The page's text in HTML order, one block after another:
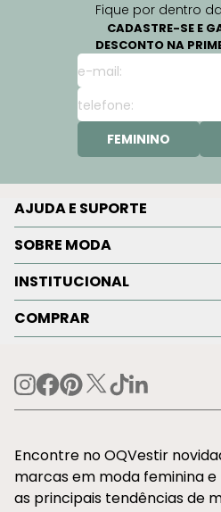
Fique por dentro
CADASTRE-SE E
DESCONTO NA
FEMININO
AJUDA E SUPORTE
SOBRE MODA
INSTITUCIONAL
COMPRAR
Encontre no OQVestir
marcas em moda feminina
as principais tendências de